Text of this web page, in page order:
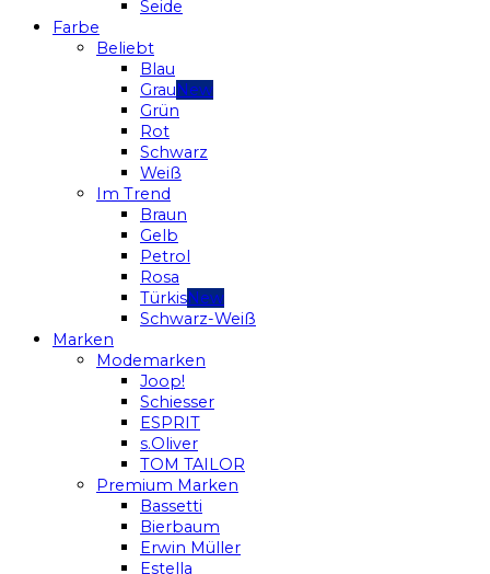
Seide
Farbe
Beliebt
Blau
Grau
Grün
Rot
Schwarz
Weiß
Im Trend
Braun
Gelb
Petrol
Rosa
Türkis
Schwarz-Weiß
Marken
Modemarken
Joop!
Schiesser
ESPRIT
s.Oliver
TOM TAILOR
Premium Marken
Bassetti
Bierbaum
Erwin Müller
Estella